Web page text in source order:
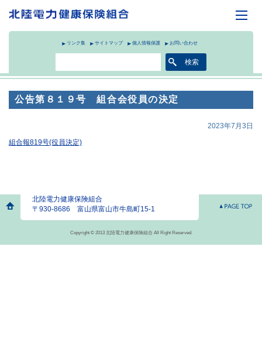
リンク集 サイトマップ 個人情報保護 お問い合わせ
公告第８１９号 組合会役員の決定
2023年7月3日
組合報819号(役員決定)
北陸電力健康保険組合
〒930-8686 富山県富山市牛島町15-1
Copyright © 2013 北陸電力健康保険組合 All Right Reserved.